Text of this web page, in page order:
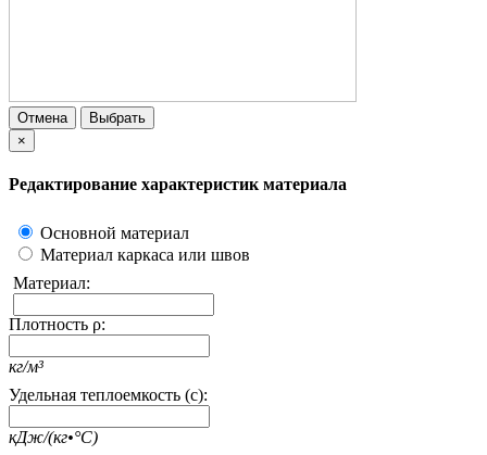
Отмена
Выбрать
×
Редактирование характеристик материала
Основной материал
Материал каркаса или швов
Материал:
Плотность ρ:
кг/м³
Удельная теплоемкость (c):
кДж/(кг•°С)